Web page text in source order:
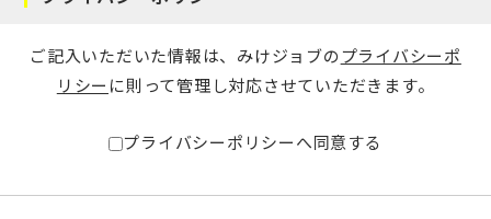
ご記入いただいた情報は、みけジョブのプライバシーポ
リシー に則って管理し対応させていただきます。
プライバシーポリシーへ同意する